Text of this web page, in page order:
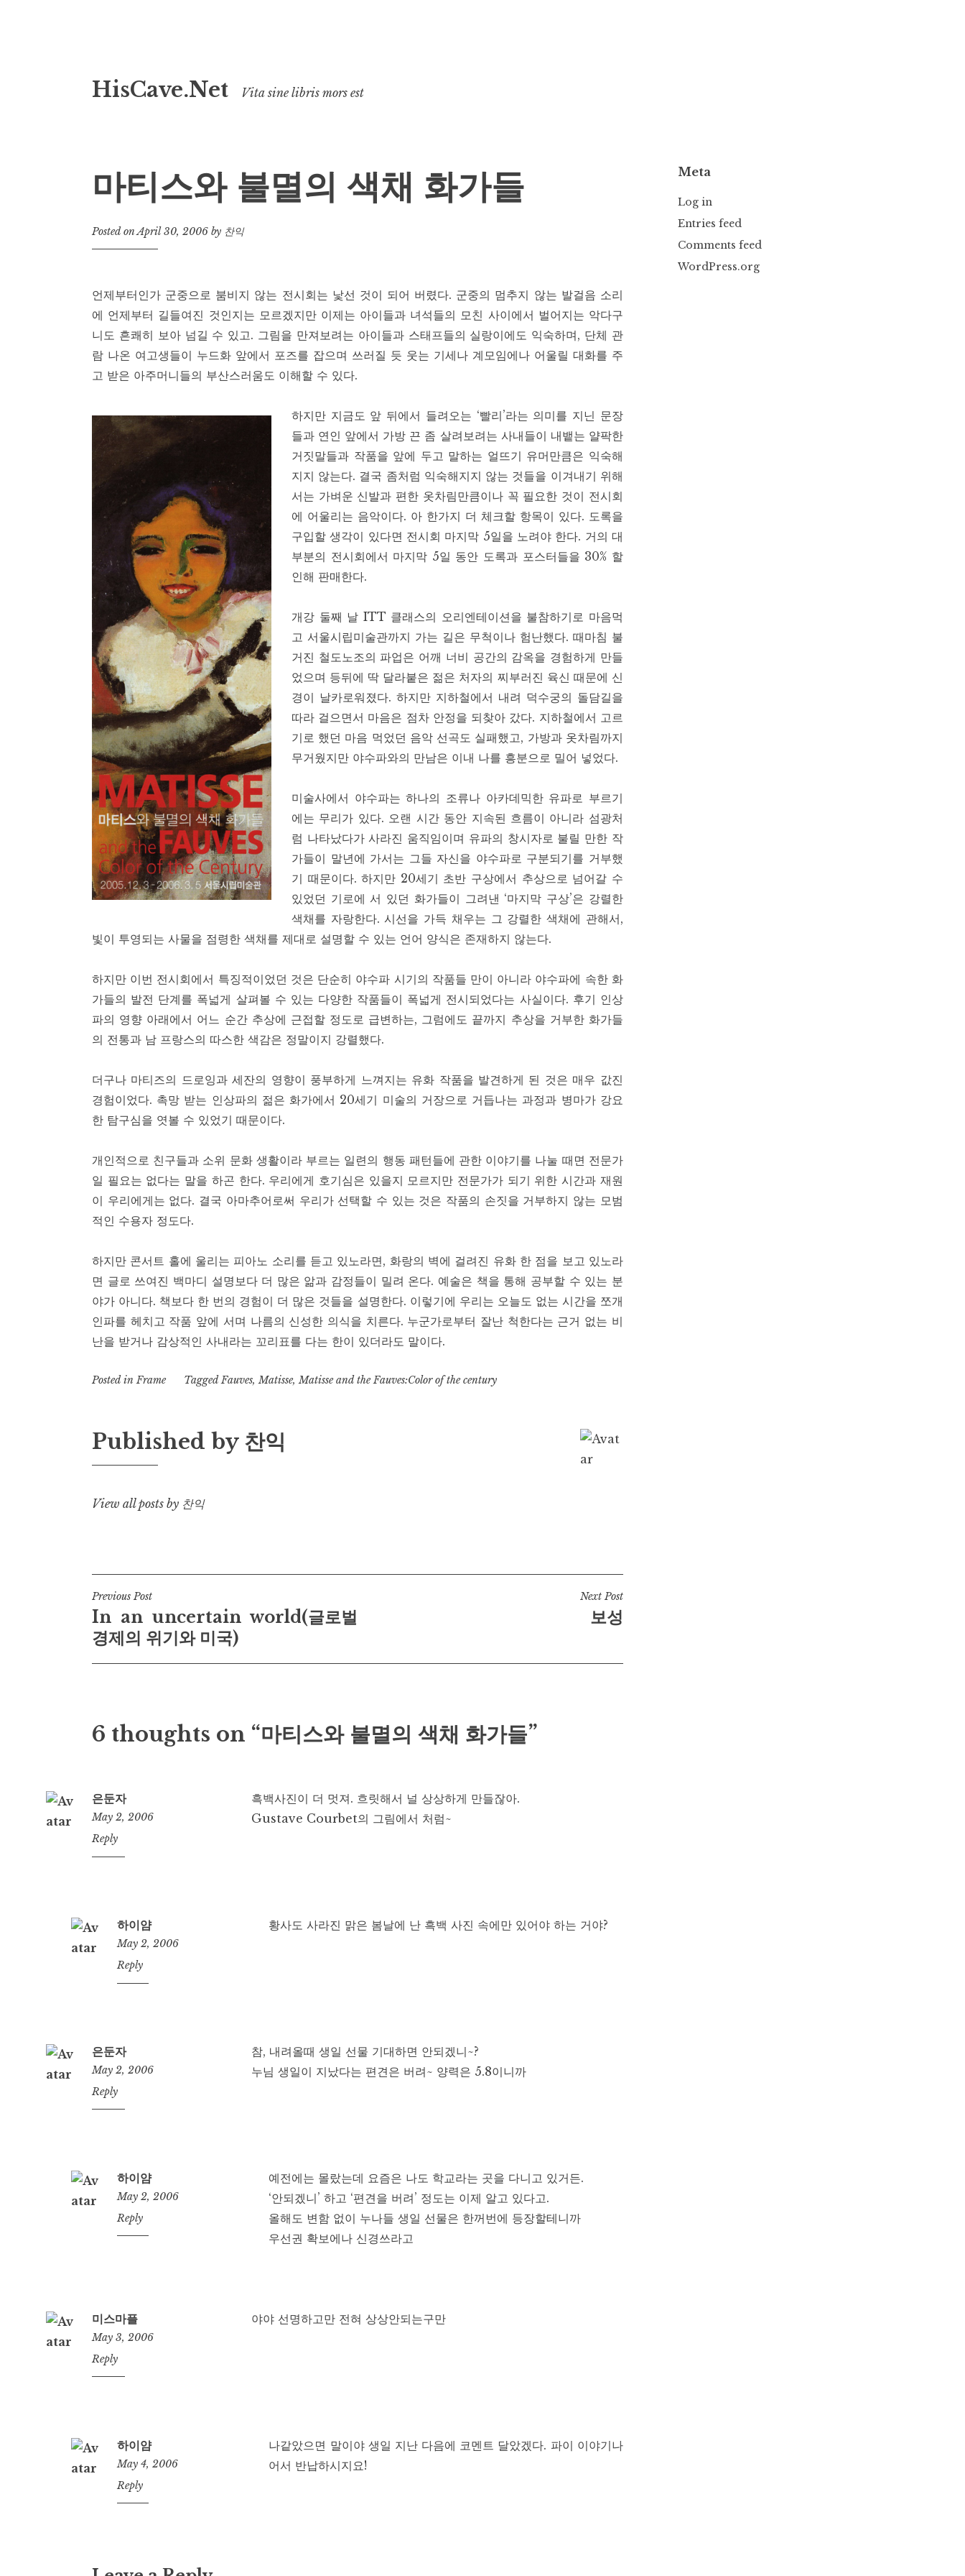
to
HisCave.Net Vita sine libris mors est
마티스와 불멸의 색채 화가들
Posted onApril 30, 2006 by 찬익
언제부터인가 군중으로 붐비지 않는 전시회는 낯선 것이 되어 버렸다. 군중의 멈추지 않는 발걸음 소리
에 언제부터 길들여진 것인지는 모르겠지만 이제는 아이들과 녀석들의 모친 사이에서 벌어지는 악다구
니도 흔쾌히 보아 넘길 수 있고. 그림을 만져보려는 아이들과 스태프들의 실랑이에도 익숙하며, 단체 관
람 나온 여고생들이 누드화 앞에서 포즈를 잡으며 쓰러질 듯 웃는 기세나 계모임에나 어울릴 대화를 주
고 받은 아주머니들의 부산스러움도 이해할 수 있다.
하지만 지금도 앞 뒤에서 들려오는 ‘빨리’라는 의미를 지닌 문장
들과 연인 앞에서 가방 끈 좀 살려보려는 사내들이 내뱉는 얄팍한
거짓말들과 작품을 앞에 두고 말하는 얼뜨기 유머만큼은 익숙해
지지 않는다. 결국 좀처럼 익숙해지지 않는 것들을 이겨내기 위해
서는 가벼운 신발과 편한 옷차림만큼이나 꼭 필요한 것이 전시회
에 어울리는 음악이다. 아 한가지 더 체크할 항목이 있다. 도록을
구입할 생각이 있다면 전시회 마지막 5일을 노려야 한다. 거의 대
부분의 전시회에서 마지막 5일 동안 도록과 포스터들을 30% 할
인해 판매한다.
개강 둘째 날 ITT 클래스의 오리엔테이션을 불참하기로 마음먹
고 서울시립미술관까지 가는 길은 무척이나 험난했다. 때마침 불
거진 철도노조의 파업은 어깨 너비 공간의 감옥을 경험하게 만들
었으며 등뒤에 딱 달라붙은 젊은 처자의 찌부러진 육신 때문에 신
경이 날카로워졌다. 하지만 지하철에서 내려 덕수궁의 돌담길을
따라 걸으면서 마음은 점차 안정을 되찾아 갔다. 지하철에서 고르
기로 했던 마음 먹었던 음악 선곡도 실패했고, 가방과 옷차림까지
무거웠지만 야수파와의 만남은 이내 나를 흥분으로 밀어 넣었다.
미술사에서 야수파는 하나의 조류나 아카데믹한 유파로 부르기
에는 무리가 있다. 오랜 시간 동안 지속된 흐름이 아니라 섬광처
럼 나타났다가 사라진 움직임이며 유파의 창시자로 불릴 만한 작
가들이 말년에 가서는 그들 자신을 야수파로 구분되기를 거부했
기 때문이다. 하지만 20세기 초반 구상에서 추상으로 넘어갈 수
있었던 기로에 서 있던 화가들이 그려낸 ‘마지막 구상’은 강렬한
색채를 자랑한다. 시선을 가득 채우는 그 강렬한 색채에 관해서,
빛이 투영되는 사물을 점령한 색채를 제대로 설명할 수 있는 언어 양식은 존재하지 않는다.
하지만 이번 전시회에서 특징적이었던 것은 단순히 야수파 시기의 작품들 만이 아니라 야수파에 속한 화
가들의 발전 단계를 폭넓게 살펴볼 수 있는 다양한 작품들이 폭넓게 전시되었다는 사실이다. 후기 인상
파의 영향 아래에서 어느 순간 추상에 근접할 정도로 급변하는, 그럼에도 끝까지 추상을 거부한 화가들
의 전통과 남 프랑스의 따스한 색감은 정말이지 강렬했다.
더구나 마티즈의 드로잉과 세잔의 영향이 풍부하게 느껴지는 유화 작품을 발견하게 된 것은 매우 값진
경험이었다. 촉망 받는 인상파의 젊은 화가에서 20세기 미술의 거장으로 거듭나는 과정과 병마가 강요
한 탐구심을 엿볼 수 있었기 때문이다.
개인적으로 친구들과 소위 문화 생활이라 부르는 일련의 행동 패턴들에 관한 이야기를 나눌 때면 전문가
일 필요는 없다는 말을 하곤 한다. 우리에게 호기심은 있을지 모르지만 전문가가 되기 위한 시간과 재원
이 우리에게는 없다. 결국 아마추어로써 우리가 선택할 수 있는 것은 작품의 손짓을 거부하지 않는 모범
적인 수용자 정도다.
하지만 콘서트 홀에 울리는 피아노 소리를 듣고 있노라면, 화랑의 벽에 걸려진 유화 한 점을 보고 있노라
면 글로 쓰여진 백마디 설명보다 더 많은 앎과 감정들이 밀려 온다. 예술은 책을 통해 공부할 수 있는 분
야가 아니다. 책보다 한 번의 경험이 더 많은 것들을 설명한다. 이렇기에 우리는 오늘도 없는 시간을 쪼개
인파를 헤치고 작품 앞에 서며 나름의 신성한 의식을 치른다. 누군가로부터 잘난 척한다는 근거 없는 비
난을 받거나 감상적인 사내라는 꼬리표를 다는 한이 있더라도 말이다.
Posted inFrame TaggedFauves,Matisse,Matisse and the Fauves:Color of the century
Published by 찬익
View all posts by 찬익
Post
navigation
Previous Post
In an uncertain world(글로벌
경제의 위기와 미국)
Next Post
보성
6 thoughts on “마티스와 불멸의 색채 화가들”
은둔자
May 2, 2006
10:11
am
Reply
흑백사진이 더 멋져. 흐릿해서 널 상상하게 만들잖아.
Gustave Courbet의 그림에서 처럼~
하이얌
May 2, 2006
11:29
am
Reply
황사도 사라진 맑은 봄날에 난 흑백 사진 속에만 있어야 하는 거야?
은둔자
May 2, 2006
10:13
am
Reply
참, 내려올때 생일 선물 기대하면 안되겠니~?
누님 생일이 지났다는 편견은 버려~ 양력은 5.8이니까
하이얌
May 2, 2006
11:31
am
Reply
예전에는 몰랐는데 요즘은 나도 학교라는 곳을 다니고 있거든.
‘안되겠니’ 하고 ‘편견을 버려’ 정도는 이제 알고 있다고.
올해도 변함 없이 누나들 생일 선물은 한꺼번에 등장할테니까
우선권 확보에나 신경쓰라고
미스마플
May 3, 2006
12:23
pm
Reply
야야 선명하고만 전혀 상상안되는구만
하이얌
May 4, 2006
2:32
am
Reply
나같았으면 말이야 생일 지난 다음에 코멘트 달았겠다. 파이 이야기나
어서 반납하시지요!
Meta
Log in
Entries feed
Comments feed
WordPress.org